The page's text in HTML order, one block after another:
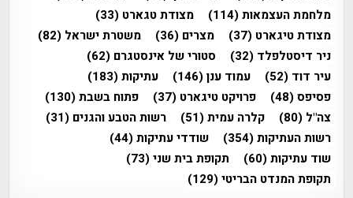
מלחמת העצמאות(114) מצודת טגארט (33)
מצודת טיגארט (37) מצרים (36) משטרת ישראל (82)
ניר דיסטלפלד (32) סטורי של אינסטגרם (62)
עיר דוד (52) עמוד ענן(146) עתיקות(183)
פסיפס(48) פרויקט טיגארט (37) פתוח בשבת(130)
צה"ל (80) קלרה עמית(51) רשות הטבע והגנים (31)
רשות העתיקות(354) שודדי עתיקות(44)
שוד עתיקות(60) תקופת בית שני(73)
תקופת המנדט הבריטי(129)